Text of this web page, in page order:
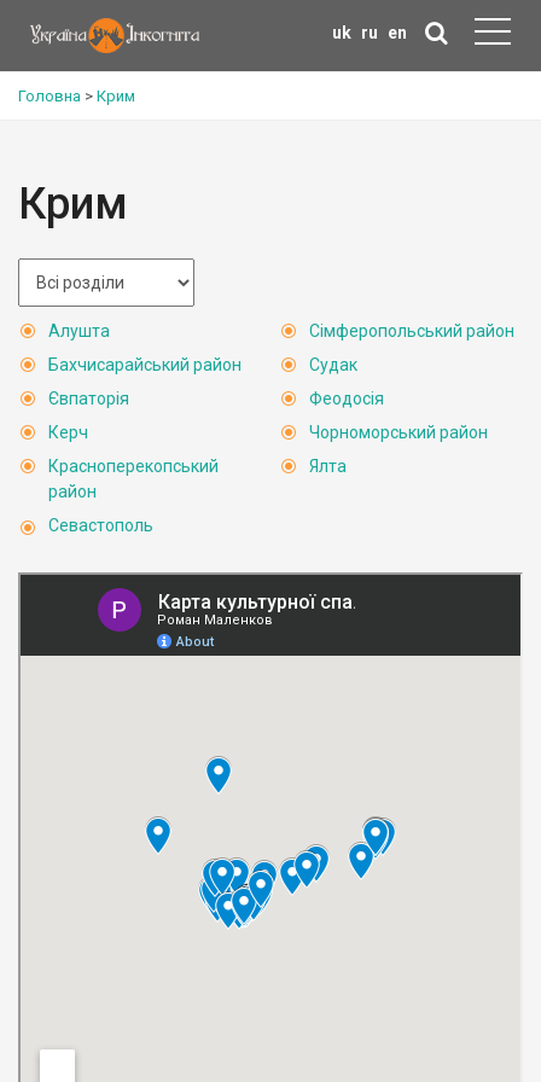
uk ru en
Головна > Крим
Крим
Алушта
Бахчисарайський район
Євпаторія
Керч
Красноперекопський
район
Севастополь
Сімферопольський район
Судак
Феодосія
Чорноморський район
Ялта